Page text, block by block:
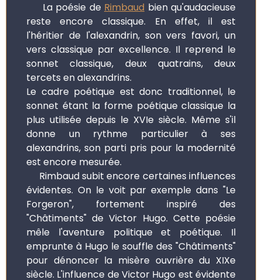
La poésie de Rimbaud bien qu'audacieuse
reste encore classique. En effet, il est
l'héritier de l'alexandrin, son vers favori, un
vers classique par excellence. Il reprend le
sonnet classique, deux quatrains, deux
tercets en alexandrins.
Le cadre poétique est donc traditionnel, le
sonnet étant la forme poétique classique la
plus utilisée depuis le XVIe siècle. Même s'il
donne un rythme particulier à ses
alexandrins, son parti pris pour la modernité
est encore mesurée.
Rimbaud subit encore certaines influences
évidentes. On le voit par exemple dans "Le
Forgeron", fortement inspiré des
"Châtiments" de Victor Hugo. Cette poésie
mêle l'aventure politique et poétique. Il
emprunte à Hugo le souffle des "Châtiments"
pour dénoncer la misère ouvrière du XIXe
siècle. L'influence de Victor Hugo est évidente